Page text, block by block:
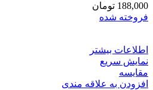
188,000 تومان
فروخته شده
اطلاعات بیشتر
نمایش سریع
مقايسه
افزودن به علاقه مندی